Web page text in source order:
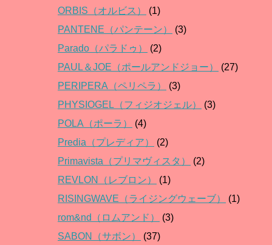
ORBIS（オルビス）
(1)
PANTENE（パンテーン）
(3)
Parado（パラドゥ）
(2)
PAUL＆JOE（ポールアンドジョー）
(27)
PERIPERA（ペリペラ）
(3)
PHYSIOGEL（フィジオジェル）
(3)
POLA（ポーラ）
(4)
Predia（プレディア）
(2)
Primavista（プリマヴィスタ）
(2)
REVLON（レブロン）
(1)
RISINGWAVE（ライジングウェーブ）
(1)
rom&nd（ロムアンド）
(3)
SABON（サボン）
(37)